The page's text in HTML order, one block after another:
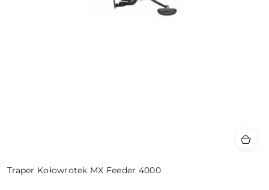
Traper Kołowrotek MX Feeder 4000